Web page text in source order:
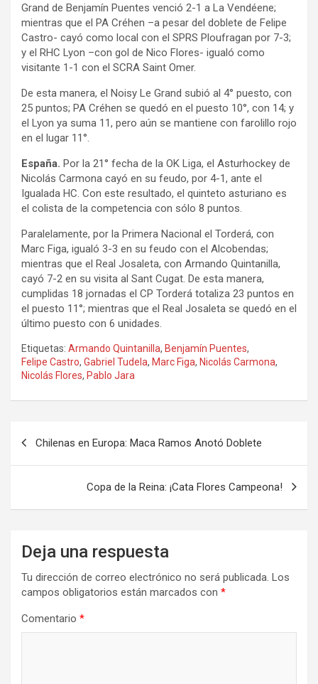
Grand de Benjamín Puentes venció 2-1 a La Vendéene;
mientras que el PA Créhen –a pesar del doblete de Felipe
Castro- cayó como local con el SPRS Ploufragan por 7-3;
y el RHC Lyon –con gol de Nico Flores- igualó como
visitante 1-1 con el SCRA Saint Omer.
De esta manera, el Noisy Le Grand subió al 4° puesto, con
25 puntos; PA Créhen se quedó en el puesto 10°, con 14; y
el Lyon ya suma 11, pero aún se mantiene con farolillo rojo
en el lugar 11°.
España. Por la 21° fecha de la OK Liga, el Asturhockey de
Nicolás Carmona cayó en su feudo, por 4-1, ante el
Igualada HC. Con este resultado, el quinteto asturiano es
el colista de la competencia con sólo 8 puntos.
Paralelamente, por la Primera Nacional el Torderá, con
Marc Figa, igualó 3-3 en su feudo con el Alcobendas;
mientras que el Real Josaleta, con Armando Quintanilla,
cayó 7-2 en su visita al Sant Cugat. De esta manera,
cumplidas 18 jornadas el CP Torderá totaliza 23 puntos en
el puesto 11°; mientras que el Real Josaleta se quedó en el
último puesto con 6 unidades.
Etiquetas: Armando Quintanilla, Benjamín Puentes,
Felipe Castro, Gabriel Tudela, Marc Figa, Nicolás Carmona,
Nicolás Flores, Pablo Jara
Chilenas en Europa: Maca Ramos Anotó Doblete
Copa de la Reina: ¡Cata Flores Campeona!
Deja una respuesta
Tu dirección de correo electrónico no será publicada. Los
campos obligatorios están marcados con *
Comentario *